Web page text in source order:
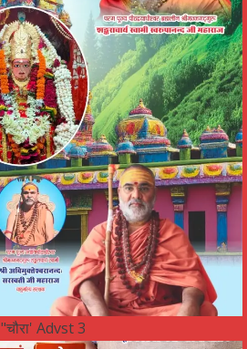
"चौरा' Advst 3